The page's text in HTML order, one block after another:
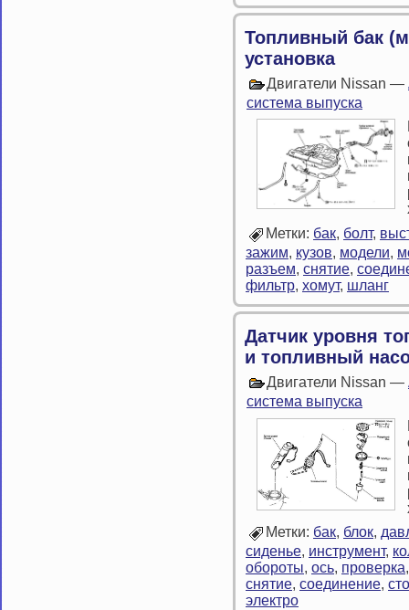
Топливный бак
установка
Двигатели Nissan —
система выпуска
Метки: бак, болт,
зажим, кузов, модели,
разъем, снятие,
фильтр, хомут, шланг
Датчик уровня
и топливный
Двигатели Nissan —
система выпуска
Метки: бак, блок,
сиденье, инструмент,
обороты, ось, проверка
снятие, соединение,
электро